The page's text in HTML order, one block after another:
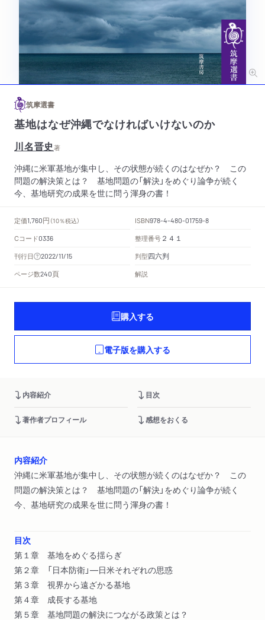
筑摩選書
基地はなぜ沖縄でなければいけないのか
川名晋史著
沖縄に米軍基地が集中し、その状態が続くのはなぜか？ この
問題の解決策とは？ 基地問題の「解決」をめぐり論争が続く
今、基地研究の成果を世に問う渾身の書！
定価1,760円 （10％税込） ISBN978-4-480-01759-8
Cコード0336 整理番号 ２４１
刊行日 2022/11/15 判型四六判
ページ数240頁 解説
購入する
電子版を購入する
内容紹介 目次
著作者プロフィール 感想をおくる
内容紹介
沖縄に米軍基地が集中し、その状態が続くのはなぜか？ この
問題の解決策とは？ 基地問題の「解決」をめぐり論争が続く
今、基地研究の成果を世に問う渾身の書！
目次
第１章 基地をめぐる揺らぎ
第２章 「日本防衛」―日米それぞれの思惑
第３章 視界から遠ざかる基地
第４章 成長する基地
第５章 基地問題の解決につながる政策とは？